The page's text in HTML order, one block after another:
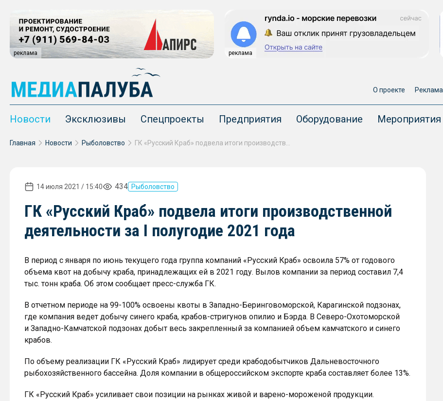
реклама реклама
О проекте Реклама
Новости Эксклюзивы Спецпроекты Предприятия Оборудование Мероприятия
Главная Новости Рыболовство
14 июля 2021 / 15:40 434 Рыболовство
ГК «Русский Краб» подвела итоги производственной
деятельности за I полугодие 2021 года
В период с января по июнь текущего года группа компаний «Русский Краб» освоила 57% от годового
объема квот на добычу краба, принадлежащих ей в 2021 году. Вылов компании за период составил 7,4
тыс. тонн краба. Об этом сообщает пресс-служба ГК.
В отчетном периоде на 99-100% освоены квоты в Западно-Беринговоморской, Карагинской подзонах,
где компания ведет добычу синего краба, крабов-стригунов опилио и Бэрда. В Северо-Охотоморской
и Западно-Камчатской подзонах добыт весь закрепленный за компанией объем камчатского и синего
крабов.
По объему реализации ГК «Русский Краб» лидирует среди крабодобытчиков Дальневосточного
рыбохозяйственного бассейна. Доля компании в общероссийском экспорте краба составляет более 13%.
ГК «Русский Краб» усиливает свои позиции на рынках живой и варено-мороженой продукции.